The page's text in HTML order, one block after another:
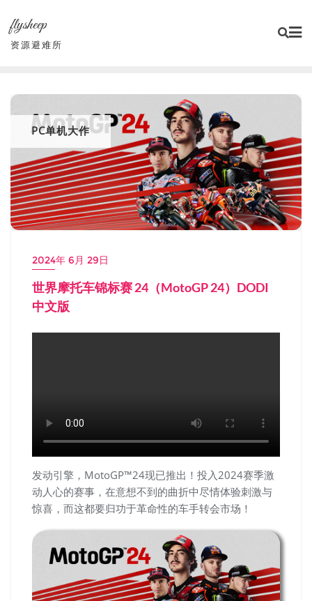
content
flysheep
资源避难所
PC单机大作
2024年 6月 29日
世界摩托车锦标赛 24（MotoGP 24）DODI
中文版
发动引擎，MotoGP™24现已推出！投入2024赛季激
动人心的赛事，在意想不到的曲折中尽情体验刺激与
惊喜，而这都要归功于革命性的车手转会市场！